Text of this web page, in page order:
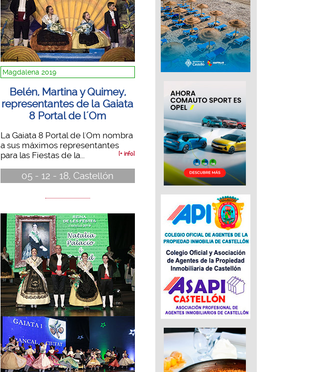
Magdalena 2019
Belén, Martina y Quimey,
representantes de la Gaiata
8 Portal de l´Om
La Gaiata 8 Portal de l'Om nombra
a sus máximos representantes
para las Fiestas de la...
[+ info]
05 - 12 - 18, Castellón